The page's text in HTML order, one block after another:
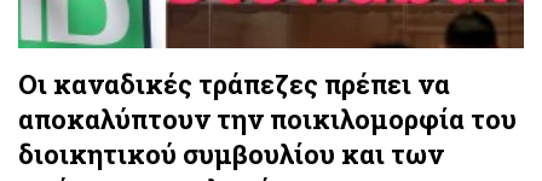
Οι καναδικές τράπεζες πρέπει να
αποκαλύπτουν την ποικιλομορφία του
διοικητικού συμβουλίου και των